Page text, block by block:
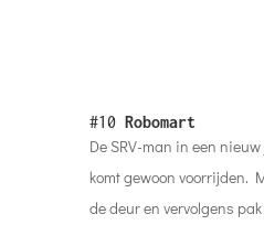
#10 Robomart
De SRV-man in een
komt gewoon voorrijden.
de deur en vervolgens